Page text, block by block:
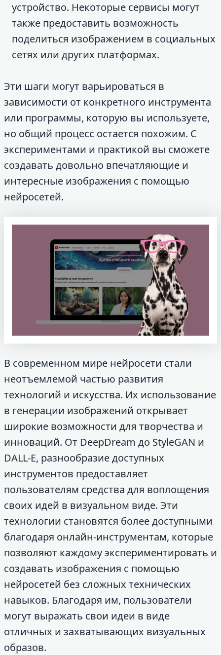
устройство. Некоторые сервисы могут
также предоставить возможность
поделиться изображением в социальных
сетях или других платформах.
Эти шаги могут варьироваться в
зависимости от конкретного инструмента
или программы, которую вы используете,
но общий процесс остается похожим. С
экспериментами и практикой вы сможете
создавать довольно впечатляющие и
интересные изображения с помощью
нейросетей.
В современном мире нейросети стали
неотъемлемой частью развития
технологий и искусства. Их использование
в генерации изображений открывает
широкие возможности для творчества и
инноваций. От DeepDream до StyleGAN и
DALL-E, разнообразие доступных
инструментов предоставляет
пользователям средства для воплощения
своих идей в визуальном виде. Эти
технологии становятся более доступными
благодаря онлайн-инструментам, которые
позволяют каждому экспериментировать и
создавать изображения с помощью
нейросетей без сложных технических
навыков. Благодаря им, пользователи
могут выражать свои идеи в виде
отличных и захватывающих визуальных
образов.